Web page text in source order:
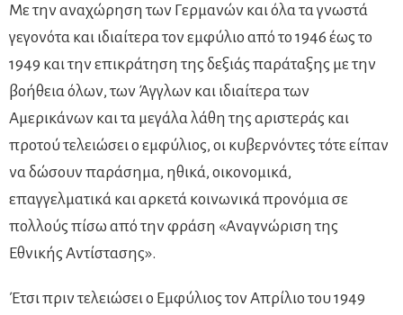
Με την αναχώρηση των Γερμανών και όλα τα γνωστά
γεγονότα και ιδιαίτερα τον εμφύλιο από το 1946 έως το
1949 και την επικράτηση της δεξιάς παράταξης με την
βοήθεια όλων, των Άγγλων και ιδιαίτερα των
Αμερικάνων και τα μεγάλα λάθη της αριστεράς και
προτού τελειώσει ο εμφύλιος, οι κυβερνόντες τότε είπαν
να δώσουν παράσημα, ηθικά, οικονομικά,
επαγγελματικά και αρκετά κοινωνικά προνόμια σε
πολλούς πίσω από την φράση «Αναγνώριση της
Εθνικής Αντίστασης».
Έτσι πριν τελειώσει ο Εμφύλιος τον Απρίλιο του 1949